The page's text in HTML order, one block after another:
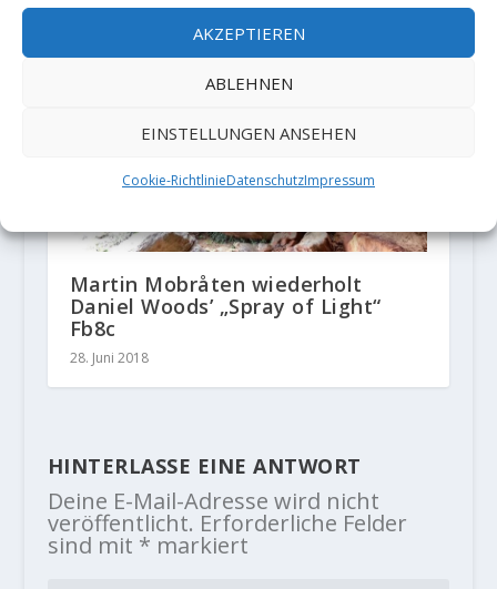
AKZEPTIEREN
ABLEHNEN
EINSTELLUNGEN ANSEHEN
Cookie-RichtlinieDatenschutzImpressum
Martin Mobråten wiederholt
Daniel Woods’ „Spray of Light“
Fb8c
28. Juni 2018
HINTERLASSE EINE ANTWORT
Deine E-Mail-Adresse wird nicht
veröffentlicht. Erforderliche Felder
sind mit * markiert